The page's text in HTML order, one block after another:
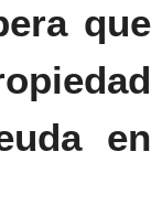
que
en